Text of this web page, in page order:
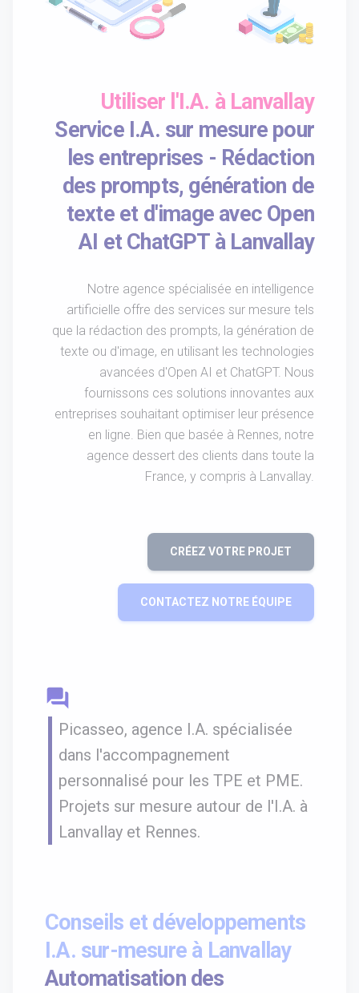
Utiliser l'I.A. à Lanvallay
Service I.A. sur mesure pour
les entreprises - Rédaction
des prompts, génération de
texte et d'image avec Open
AI et ChatGPT à Lanvallay
Notre agence spécialisée en intelligence
artificielle offre des services sur mesure tels
que la rédaction des prompts, la génération de
texte ou d'image, en utilisant les technologies
avancées d'Open AI et ChatGPT. Nous
fournissons ces solutions innovantes aux
entreprises souhaitant optimiser leur présence
en ligne. Bien que basée à Rennes, notre
agence dessert des clients dans toute la
France, y compris à Lanvallay.
CRÉEZ VOTRE PROJET
CONTACTEZ NOTRE ÉQUIPE
question_answer
Picasseo, agence I.A. spécialisée
dans l'accompagnement
personnalisé pour les TPE et PME.
Projets sur mesure autour de l'I.A. à
Lanvallay et Rennes.
Conseils et développements
I.A. sur-mesure à Lanvallay
Automatisation des